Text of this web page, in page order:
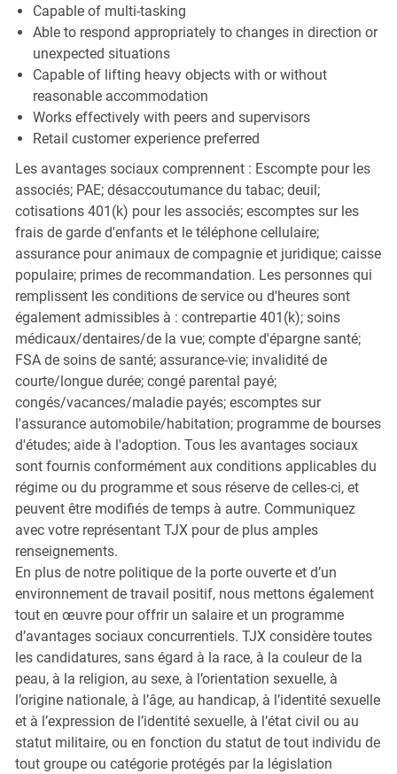
Capable of multi-tasking
Able to respond appropriately to changes in direction or
unexpected situations
Capable of lifting heavy objects with or without
reasonable accommodation
Works effectively with peers and supervisors
Retail customer experience preferred
Les avantages sociaux comprennent : Escompte pour les
associés; PAE; désaccoutumance du tabac; deuil;
cotisations 401(k) pour les associés; escomptes sur les
frais de garde d'enfants et le téléphone cellulaire;
assurance pour animaux de compagnie et juridique; caisse
populaire; primes de recommandation. Les personnes qui
remplissent les conditions de service ou d'heures sont
également admissibles à : contrepartie 401(k); soins
médicaux/dentaires/de la vue; compte d'épargne santé;
FSA de soins de santé; assurance-vie; invalidité de
courte/longue durée; congé parental payé;
congés/vacances/maladie payés; escomptes sur
l'assurance automobile/habitation; programme de bourses
d'études; aide à l'adoption. Tous les avantages sociaux
sont fournis conformément aux conditions applicables du
régime ou du programme et sous réserve de celles-ci, et
peuvent être modifiés de temps à autre. Communiquez
avec votre représentant TJX pour de plus amples
renseignements.
En plus de notre politique de la porte ouverte et d’un
environnement de travail positif, nous mettons également
tout en œuvre pour offrir un salaire et un programme
d’avantages sociaux concurrentiels. TJX considère toutes
les candidatures, sans égard à la race, à la couleur de la
peau, à la religion, au sexe, à l’orientation sexuelle, à
l’origine nationale, à l’âge, au handicap, à l’identité sexuelle
et à l’expression de l’identité sexuelle, à l’état civil ou au
statut militaire, ou en fonction du statut de tout individu de
tout groupe ou catégorie protégés par la législation